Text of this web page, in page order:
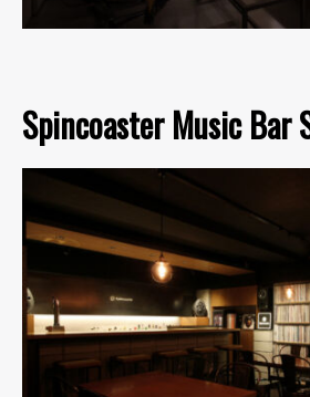
Spincoaster Music Bar